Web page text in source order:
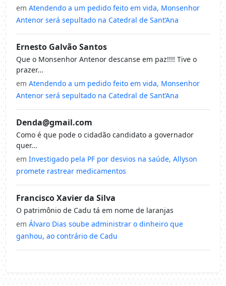
em Atendendo a um pedido feito em vida, Monsenhor
Antenor será sepultado na Catedral de Sant’Ana
Ernesto Galvão Santos
Que o Monsenhor Antenor descanse em paz!!!! Tive o
prazer...
em Atendendo a um pedido feito em vida, Monsenhor
Antenor será sepultado na Catedral de Sant’Ana
Denda@gmail.com
Como é que pode o cidadão candidato a governador
quer...
em Investigado pela PF por desvios na saúde, Allyson
promete rastrear medicamentos
Francisco Xavier da Silva
O patrimônio de Cadu tá em nome de laranjas
em Álvaro Dias soube administrar o dinheiro que
ganhou, ao contrário de Cadu